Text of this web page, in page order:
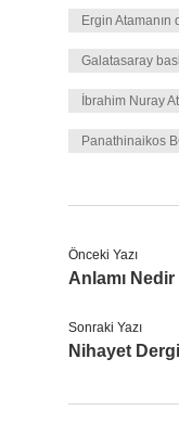
Ergin
Galatasaray
İbrahim Nuray
Panathinaikos
Önceki Yazı
Anlamı
Sonraki Yazı
Nihayet